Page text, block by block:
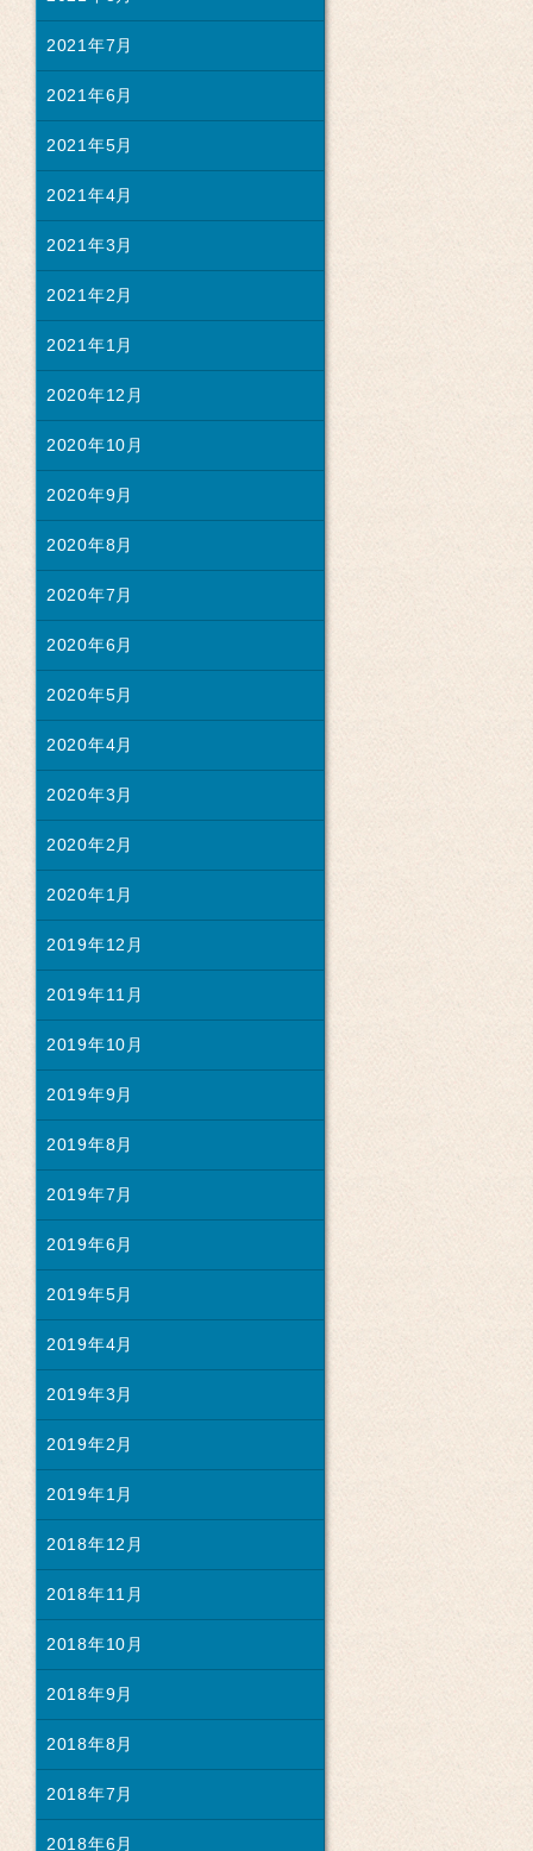
2021年7月
2021年6月
2021年5月
2021年4月
2021年3月
2021年2月
2021年1月
2020年12月
2020年10月
2020年9月
2020年8月
2020年7月
2020年6月
2020年5月
2020年4月
2020年3月
2020年2月
2020年1月
2019年12月
2019年11月
2019年10月
2019年9月
2019年8月
2019年7月
2019年6月
2019年5月
2019年4月
2019年3月
2019年2月
2019年1月
2018年12月
2018年11月
2018年10月
2018年9月
2018年8月
2018年7月
2018年6月